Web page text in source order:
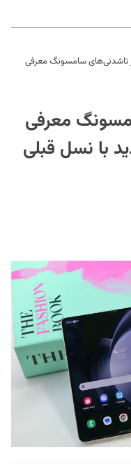
تاشدنی‌های سامسونگ معرفی
معرفی
با نسل قبلی